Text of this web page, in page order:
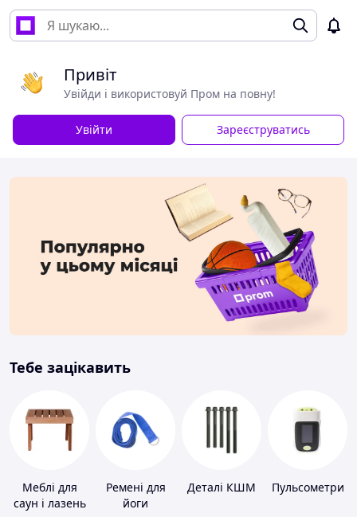
Привіт
Увійди і використовуй Пром на повну!
Увійти Зареєструватись
Тебе зацікавить
Меблі для
саун і лазень
Ремені для
йоги
Деталі КШМ
Пульсометри